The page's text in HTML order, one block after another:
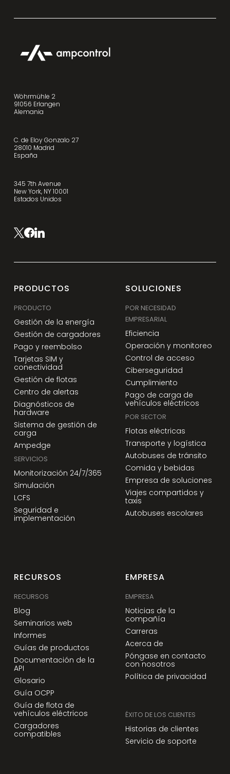
Wöhrmühle 2
91056 Erlangen
Alemania
C. de Eloy Gonzalo 27
28010 Madrid
España
345 7th Avenue
New York, NY 10001
Estados Unidos
PRODUCTOS
PRODUCTO
Gestión de la energía
Gestión de cargadores
Pago y reembolso
Tarjetas SIM y
conectividad
Gestión de flotas
Centro de alertas
Diagnósticos de
hardware
Sistema de gestión de
carga
Ampedge
SERVICIOS
Monitorización 24/7/365
Simulación
LCFS
Seguridad e
implementación
SOLUCIONES
POR NECESIDAD
EMPRESARIAL
Eficiencia
Operación y monitoreo
Control de acceso
Ciberseguridad
Cumplimiento
Pago de carga de
vehículos eléctricos
POR SECTOR
Flotas eléctricas
Transporte y logística
Autobuses de tránsito
Comida y bebidas
Empresa de soluciones
Viajes compartidos y
taxis
Autobuses escolares
RECURSOS
RECURSOS
Blog
Seminarios web
Informes
Guías de productos
Documentación de la
API
Glosario
Guía OCPP
Guía de flota de
vehículos eléctricos
Cargadores
compatibles
EMPRESA
EMPRESA
Noticias de la
compañía
Carreras
Acerca de
Póngase en contacto
con nosotros
Política de privacidad
ÉXITO DE LOS CLIENTES
Historias de clientes
Servicio de soporte